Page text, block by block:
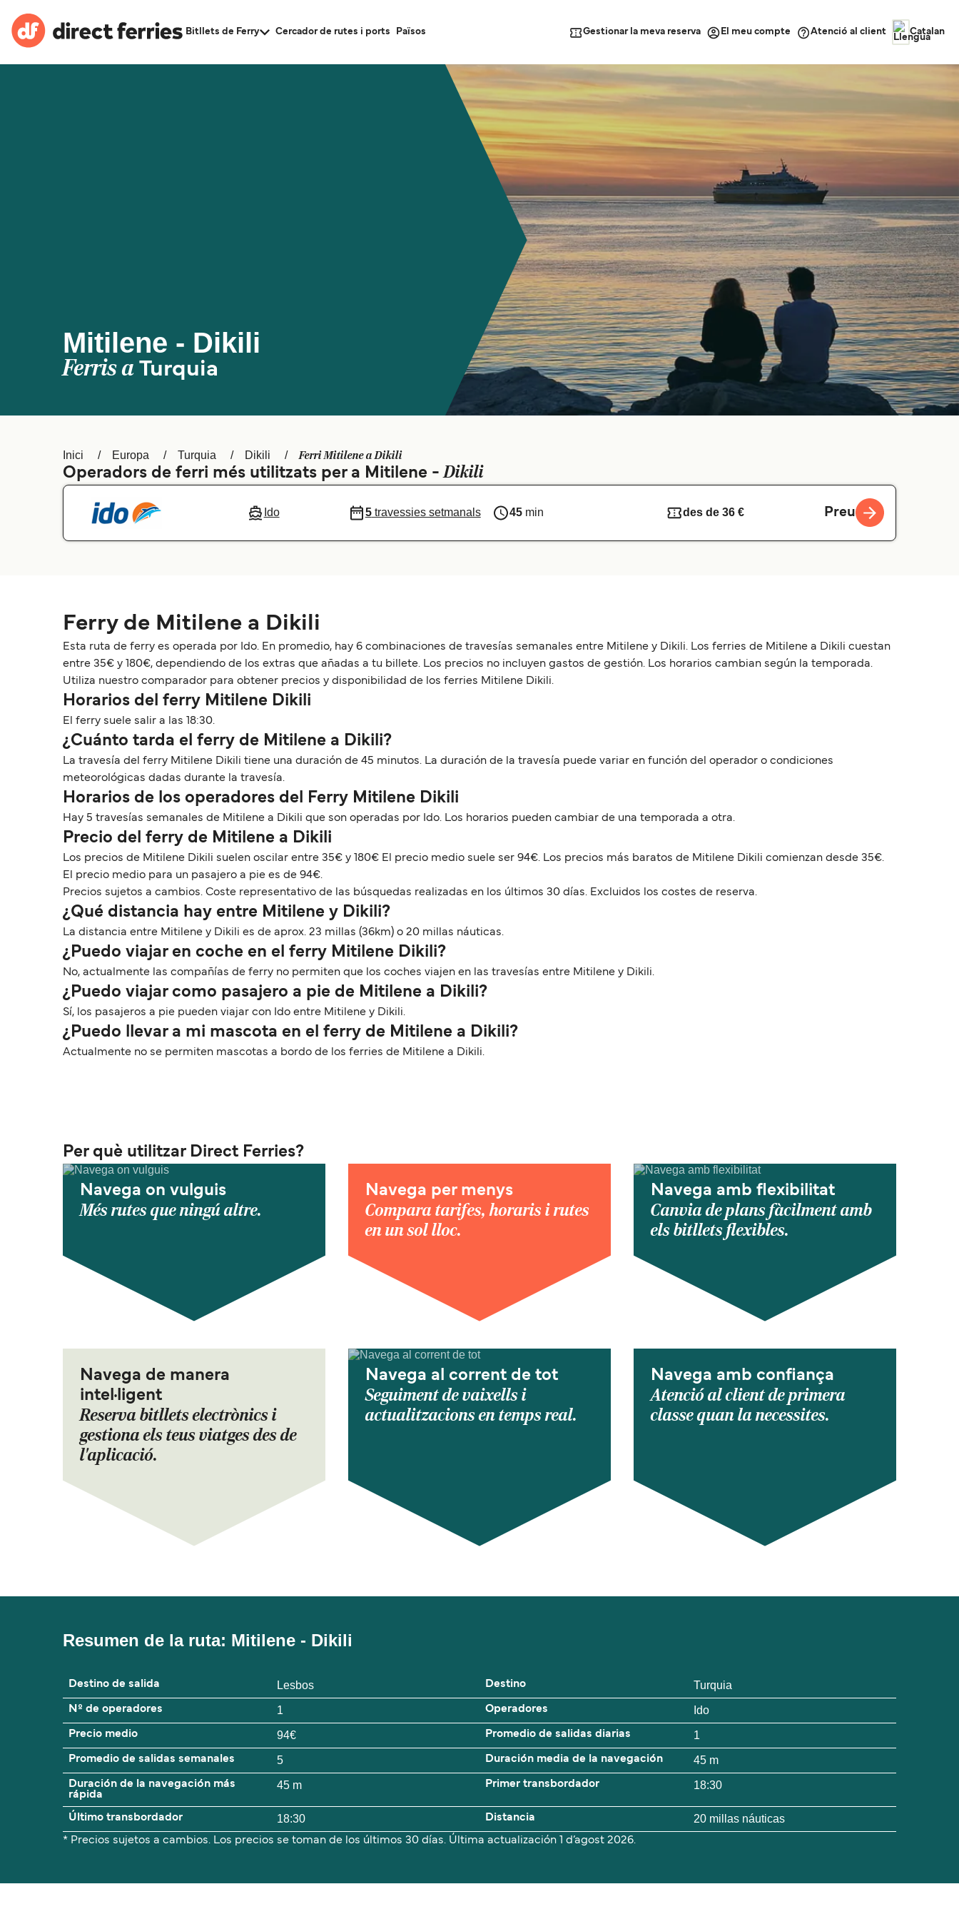
Bitllets de Ferry Cercador de rutes i ports Països Gestionar la meva reserva El meu compte Atenció al client Catalan
Mitilene - Dikili
Ferris a Turquia
Inici Europa Turquia Dikili Ferri Mitilene a Dikili
Operadors de ferri més utilitzats per a Mitilene -Dikili
Ido 5travessies setmanals 45min des de 36 € Preu
Ferry de Mitilene a Dikili
Esta ruta de ferry es operada por Ido. En promedio, hay 6 combinaciones de travesías semanales entre Mitilene y Dikili. Los ferries de Mitilene a Dikili cuestan
entre 35€ y 180€, dependiendo de los extras que añadas a tu billete. Los precios no incluyen gastos de gestión. Los horarios cambian según la temporada.
Utiliza nuestro comparador para obtener precios y disponibilidad de los ferries Mitilene Dikili.
Horarios del ferry Mitilene Dikili
El ferry suele salir a las 18:30.
¿Cuánto tarda el ferry de Mitilene a Dikili?
La travesía del ferry Mitilene Dikili tiene una duración de 45 minutos. La duración de la travesía puede variar en función del operador o condiciones
meteorológicas dadas durante la travesía.
Horarios de los operadores del Ferry Mitilene Dikili
Hay 5 travesías semanales de Mitilene a Dikili que son operadas por Ido. Los horarios pueden cambiar de una temporada a otra.
Precio del ferry de Mitilene a Dikili
Los precios de Mitilene Dikili suelen oscilar entre 35€ y 180€ El precio medio suele ser 94€. Los precios más baratos de Mitilene Dikili comienzan desde 35€.
El precio medio para un pasajero a pie es de 94€.
Precios sujetos a cambios. Coste representativo de las búsquedas realizadas en los últimos 30 días. Excluidos los costes de reserva.
¿Qué distancia hay entre Mitilene y Dikili?
La distancia entre Mitilene y Dikili es de aprox. 23 millas (36km) o 20 millas náuticas.
¿Puedo viajar en coche en el ferry Mitilene Dikili?
No, actualmente las compañías de ferry no permiten que los coches viajen en las travesías entre Mitilene y Dikili.
¿Puedo viajar como pasajero a pie de Mitilene a Dikili?
Sí, los pasajeros a pie pueden viajar con Ido entre Mitilene y Dikili.
¿Puedo llevar a mi mascota en el ferry de Mitilene a Dikili?
Actualmente no se permiten mascotas a bordo de los ferries de Mitilene a Dikili.
Per què utilitzar Direct Ferries?
Navega on vulguis
Més rutes que ningú altre.
Navega per menys
Compara tarifes, horaris i rutes
en un sol lloc.
Navega amb flexibilitat
Canvia de plans fàcilment amb
els bitllets flexibles.
Navega de manera
intel·ligent
Reserva bitllets electrònics i
gestiona els teus viatges des de
l'aplicació.
Navega al corrent de tot
Seguiment de vaixells i
actualitzacions en temps real.
Navega amb confiança
Atenció al client de primera
classe quan la necessites.
Resumen de la ruta: Mitilene - Dikili
Destino de salida Lesbos Destino Turquia
Nº de operadores 1 Operadores Ido
Precio medio 94€ Promedio de salidas diarias 1
Promedio de salidas semanales 5 Duración media de la navegación 45 m
Duración de la navegación más
rápida
45 m Primer transbordador 18:30
Último transbordador 18:30 Distancia 20 millas náuticas
* Precios sujetos a cambios. Los precios se toman de los últimos 30 días. Última actualización 1 d’agost 2026.